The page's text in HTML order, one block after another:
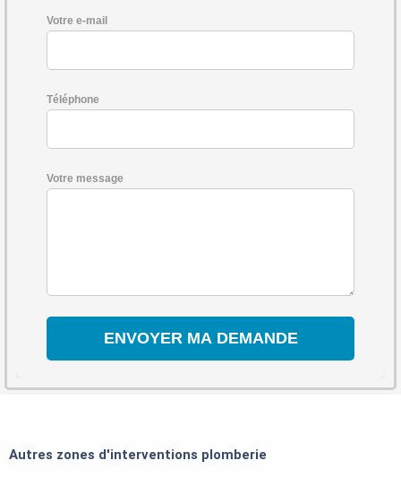
Votre e-mail
Téléphone
Votre message
Autres zones d'interventions plomberie